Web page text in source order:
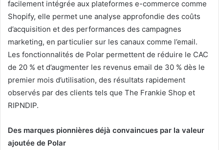
facilement intégrée aux plateformes e-commerce comme
Shopify, elle permet une analyse approfondie des coûts
d’acquisition et des performances des campagnes
marketing, en particulier sur les canaux comme l’email.
Les fonctionnalités de Polar permettent de réduire le CAC
de 20 % et d’augmenter les revenus email de 30 % dès le
premier mois d’utilisation, des résultats rapidement
observés par des clients tels que The Frankie Shop et
RIPNDIP.
Des marques pionnières déjà convaincues par la valeur
ajoutée de Polar